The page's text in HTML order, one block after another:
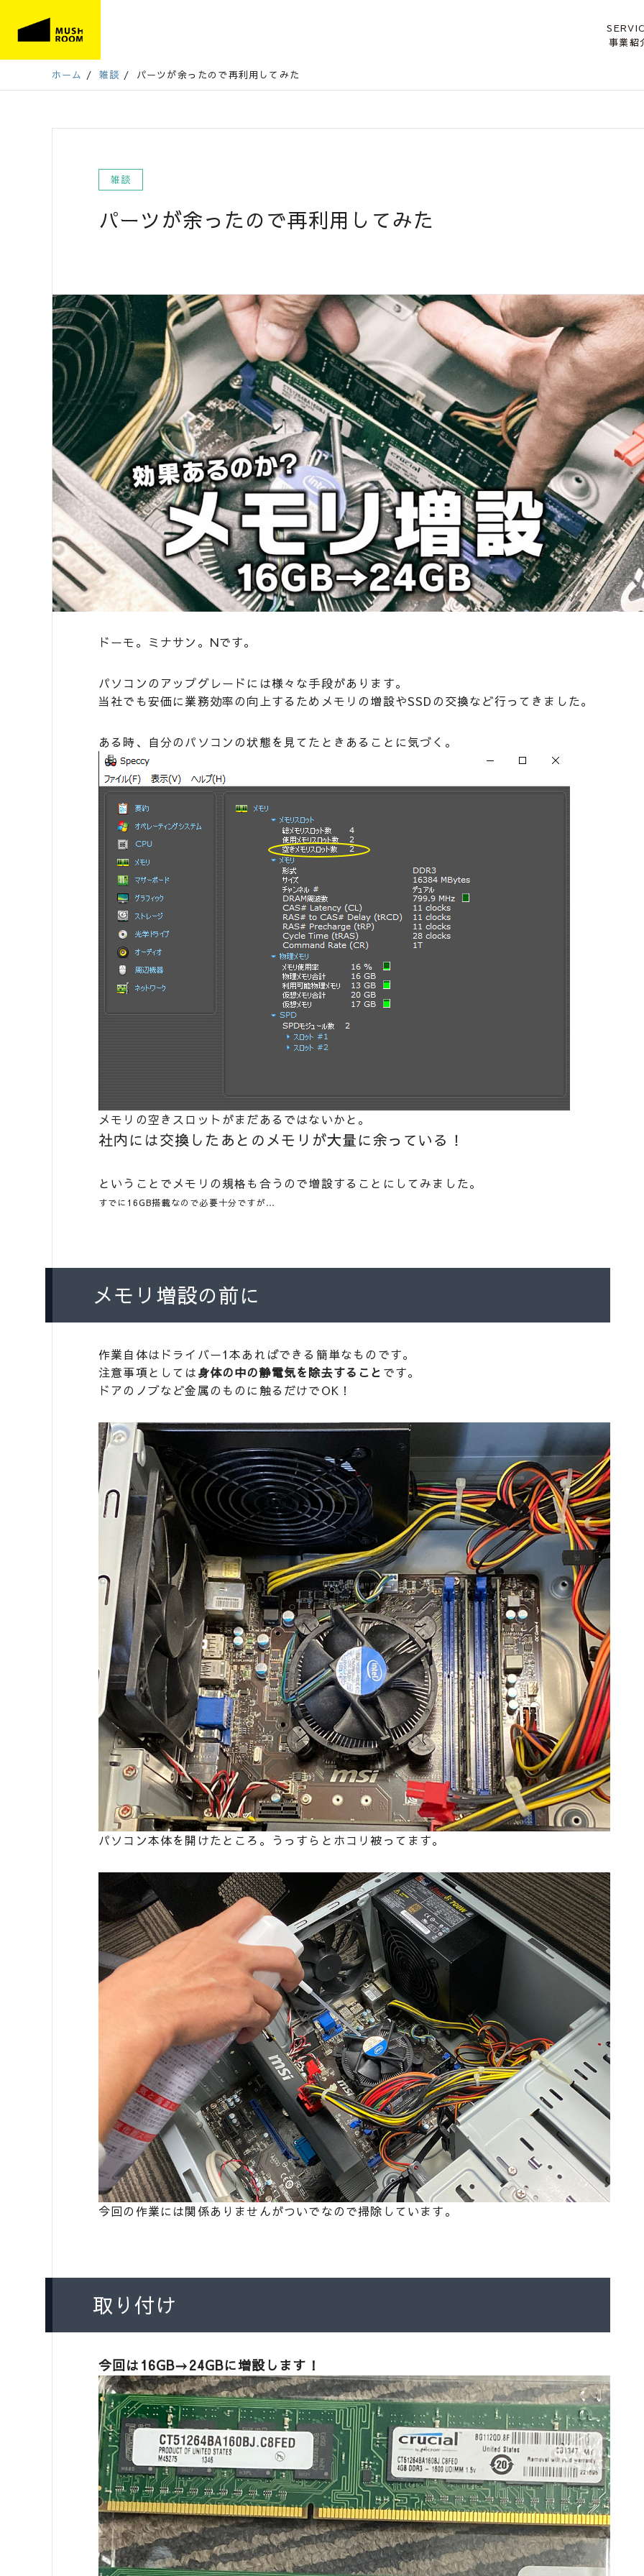
事業紹
ホーム / 雑談 / パーツが余ったので再利用してみた
雑談
パーツが余ったので再利用してみた
ドーモ。ミナサン。Nです。
パソコンのアップグレードには様々な手段があります。
当社でも安価に業務効率の向上するためメモリの増設やSSDの交換など行ってきました。
ある時、自分のパソコンの状態を見てたときあることに気づく。
メモリの空きスロットがまだあるではないかと。
社内には交換したあとのメモリが大量に余っている！
ということでメモリの規格も合うので増設することにしてみました。
すでに16GB搭載なので必要十分ですが…
メモリ増設の前に
作業自体はドライバー1本あればできる簡単なものです。
注意事項としては身体の中の静電気を除去すること です。
ドアのノブなど金属のものに触るだけでOK！
パソコン本体を開けたところ。うっすらとホコリ被ってます。
今回の作業には関係ありませんがついでなので掃除しています。
取り付け
今回は16GB→24GBに増設します！